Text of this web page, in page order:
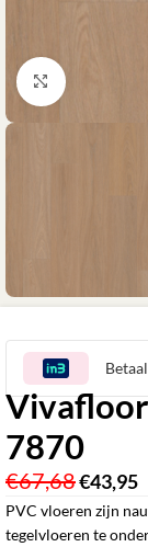
Klik om te
7870
€67,68€43,95
PVC vloeren zijn
tegelvloeren te